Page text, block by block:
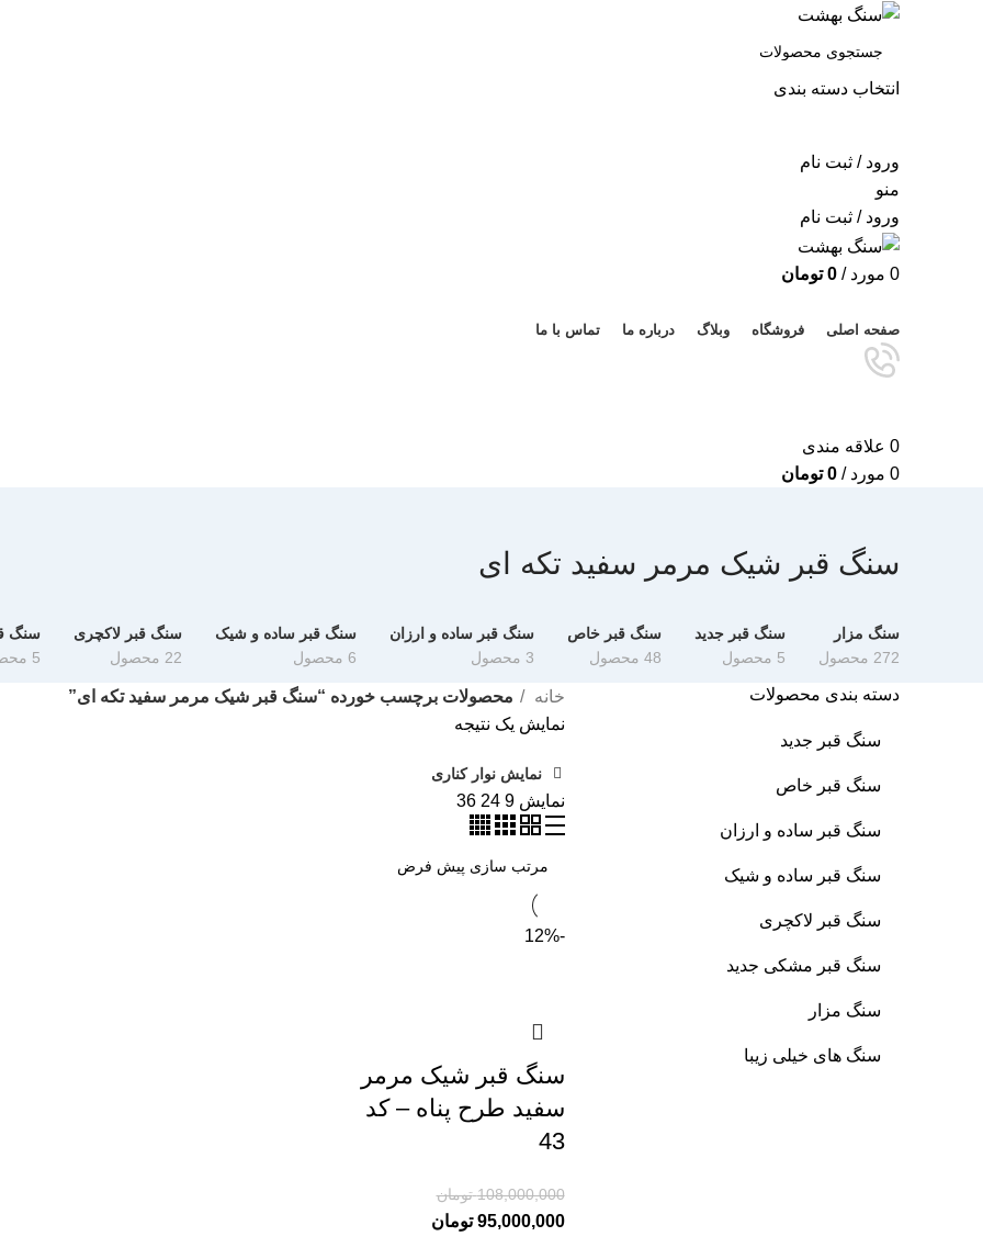
انتخاب دسته بندی
ورود / ثبت نام
منو
ورود / ثبت نام
0 مورد /
0 تومان
صفحه اصلی فروشگاه وبلاگ درباره ما تماس با ما
0 علاقه مندی
0 مورد /
0 تومان
سنگ قبر شیک مرمر سفید تکه ای
سنگ مزار
272 محصول
سنگ قبر جدید
5 محصول
سنگ قبر خاص
48 محصول
سنگ قبر ساده و ارزان
3 محصول
سنگ قبر ساده و شیک
6 محصول
سنگ قبر لاکچری
22 محصول
سنگ
5 محصول
دسته بندی محصولات
سنگ قبر جدید
سنگ قبر خاص
سنگ قبر ساده و ارزان
سنگ قبر ساده و شیک
سنگ قبر لاکچری
سنگ قبر مشکی جدید
سنگ مزار
سنگ های خیلی زیبا
خانه
محصولات برچسب خورده “سنگ قبر شیک مرمر سفید تکه ای”
نمایش یک نتیجه
نمایش نوار کناری
نمایش9
24
36
-12%
سنگ قبر شیک مرمر
سفید طرح پناه – کد
43
108,000,000 تومان
95,000,000 تومان